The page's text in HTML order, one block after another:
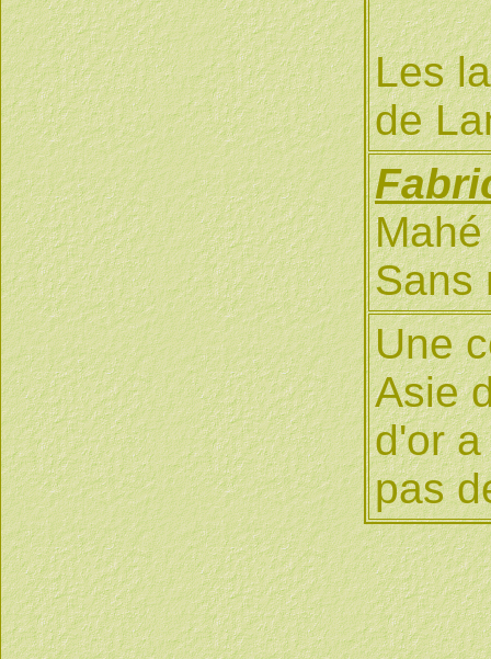
Les
de
Sans
Une
Asie
d'or
pas